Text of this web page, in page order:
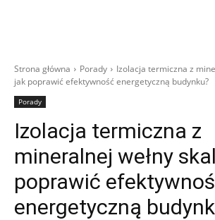
Strona główna Porady
Izolacja termiczna z
jak poprawić efektywność energetyczną budynku?
Porady
Izolacja termiczna z
mineralnej wełny
poprawić
energetyczną